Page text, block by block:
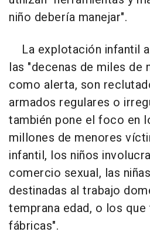
niño debería manejar".
La explotación infantil
las "decenas de miles de
como alerta, son
armados regulares o
también pone el foco en
millones de menores
infantil, los niños
comercio sexual, las
destinadas al trabajo
temprana edad, o los que
fábricas".